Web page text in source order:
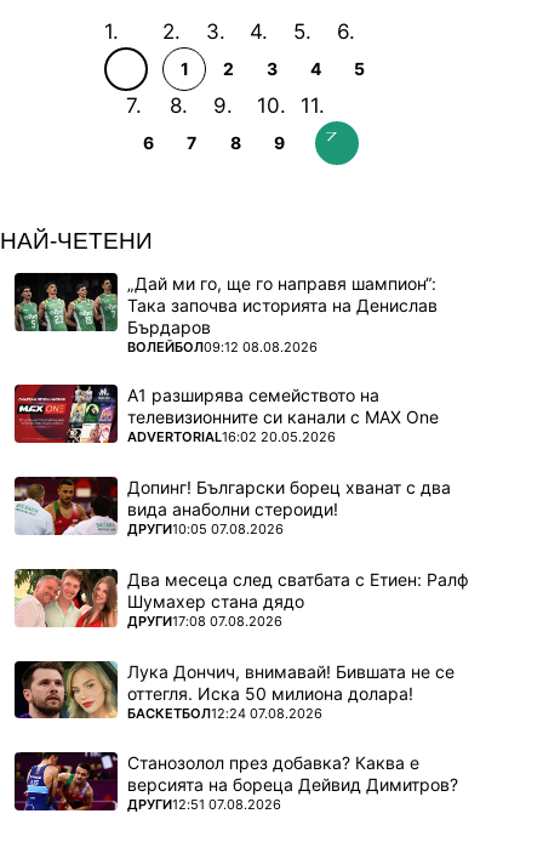
1 2 3 4 5
6 7 8 9
НАЙ-ЧЕТЕНИ
„Дай ми го, ще го направя шампион“:
Така започва историята на Денислав
Бърдаров
ПОВЕЧЕ ОТ
ВОЛЕЙБОЛ09:12 08.08.2026
А1 разширява семейството на
телевизионните си канали с MAX One
ПОВЕЧЕ ОТ
ADVERTORIAL16:02 20.05.2026
Допинг! Български борец хванат с два
вида анаболни стероиди!
ПОВЕЧЕ ОТ
ДРУГИ10:05 07.08.2026
Два месеца след сватбата с Етиен: Ралф
Шумахер стана дядо
ПОВЕЧЕ ОТ
ДРУГИ17:08 07.08.2026
Лука Дончич, внимавай! Бившата не се
оттегля. Иска 50 милиона долара!
ПОВЕЧЕ ОТ
БАСКЕТБОЛ12:24 07.08.2026
Станозолол през добавка? Каква е
версията на бореца Дейвид Димитров?
ПОВЕЧЕ ОТ
ДРУГИ12:51 07.08.2026